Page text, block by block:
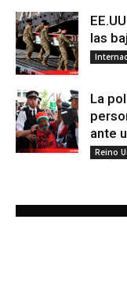
las
La
ante
Reino